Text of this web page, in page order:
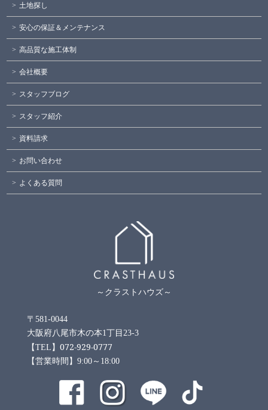
土地探し
安心の保証＆メンテナンス
高品質な施工体制
会社概要
スタッフブログ
スタッフ紹介
資料請求
お問い合わせ
よくある質問
～クラストハウズ～
〒581-0044
大阪府八尾市木の本1丁目23-3
【TEL】072-929-0777
【営業時間】9:00～18:00